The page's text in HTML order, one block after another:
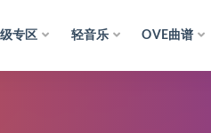
专区 轻音乐 OVE曲谱